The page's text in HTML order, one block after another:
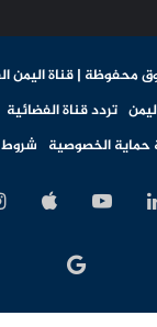
| قناة اليمن
تردد قناة الفضائية
الخصوصية شروط
لينكدإن‫YouTube
اخبار
جوجل